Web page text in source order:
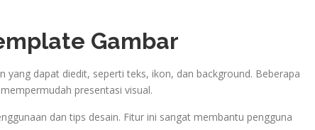
Gambar
yang dapat diedit, seperti teks, ikon, dan background. Beberapa
presentasi visual.
dan tips desain. Fitur ini sangat membantu pengguna